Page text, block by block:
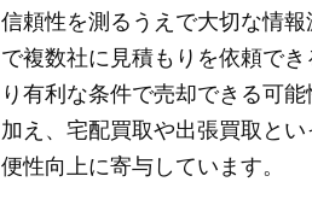
信頼性を測るうえで大切な情
で複数社に見積もりを依頼で
り有利な条件で売却できる可
加え、宅配買取や出張買取と
便性向上に寄与しています。